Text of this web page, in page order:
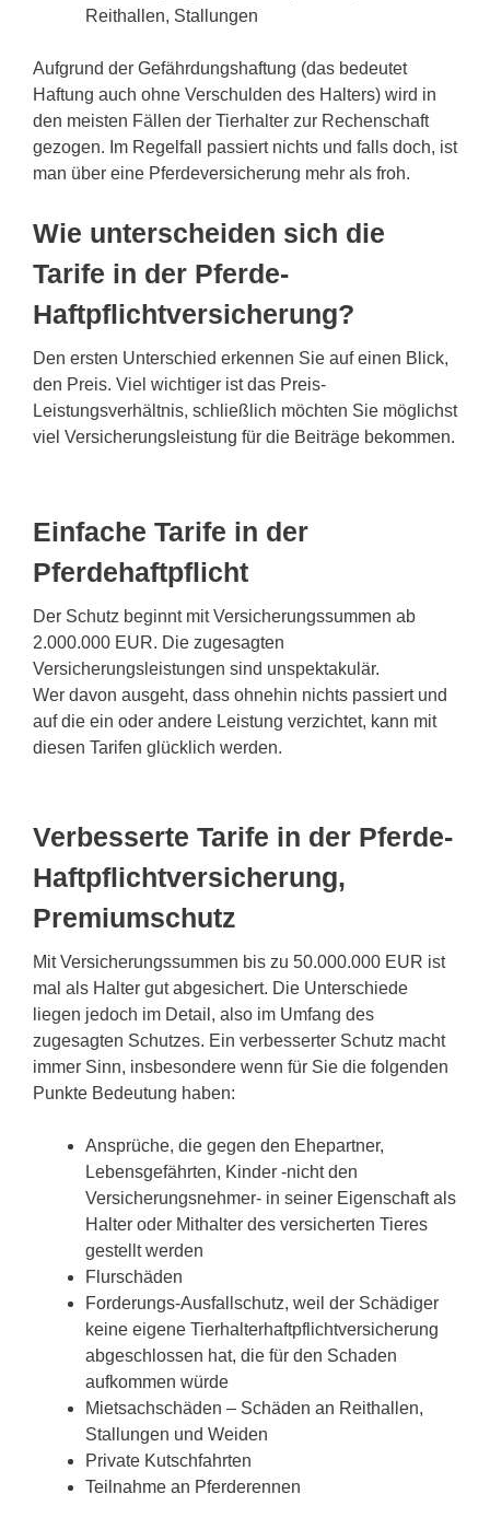
Reithallen, Stallungen
Aufgrund der Gefährdungshaftung (das bedeutet
Haftung auch ohne Verschulden des Halters) wird in
den meisten Fällen der Tierhalter zur Rechenschaft
gezogen. Im Regelfall passiert nichts und falls doch, ist
man über eine Pferdeversicherung mehr als froh.
Wie unterscheiden sich die
Tarife in der Pferde-
Haftpflichtversicherung?
Den ersten Unterschied erkennen Sie auf einen Blick,
den Preis. Viel wichtiger ist das Preis-
Leistungsverhältnis, schließlich möchten Sie möglichst
viel Versicherungsleistung für die Beiträge bekommen.
Einfache Tarife in der
Pferdehaftpflicht
Der Schutz beginnt mit Versicherungssummen ab
2.000.000 EUR. Die zugesagten
Versicherungsleistungen sind unspektakulär.
Wer davon ausgeht, dass ohnehin nichts passiert und
auf die ein oder andere Leistung verzichtet, kann mit
diesen Tarifen glücklich werden.
Verbesserte Tarife in der Pferde-
Haftpflichtversicherung,
Premiumschutz
Mit Versicherungssummen bis zu 50.000.000 EUR ist
mal als Halter gut abgesichert. Die Unterschiede
liegen jedoch im Detail, also im Umfang des
zugesagten Schutzes. Ein verbesserter Schutz macht
immer Sinn, insbesondere wenn für Sie die folgenden
Punkte Bedeutung haben:
Ansprüche, die gegen den Ehepartner,
Lebensgefährten, Kinder -nicht den
Versicherungsnehmer- in seiner Eigenschaft als
Halter oder Mithalter des versicherten Tieres
gestellt werden
Flurschäden
Forderungs-Ausfallschutz, weil der Schädiger
keine eigene Tierhalterhaftpflichtversicherung
abgeschlossen hat, die für den Schaden
aufkommen würde
Mietsachschäden – Schäden an Reithallen,
Stallungen und Weiden
Private Kutschfahrten
Teilnahme an Pferderennen